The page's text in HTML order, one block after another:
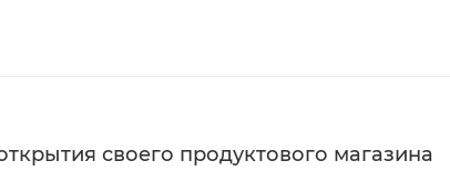
своего продуктового магазина